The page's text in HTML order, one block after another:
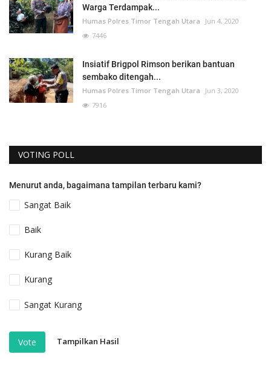
Warga Terdampak...
Humas Polres Timor Tengah Utara
Jun 4, 2020
7446
Insiatif Brigpol Rimson berikan bantuan
sembako ditengah...
Humas Polres Timor Tengah Utara
Jun 3, 2020
7916
VOTING POLL
Menurut anda, bagaimana tampilan terbaru kami?
Sangat Baik
Baik
Kurang Baik
Kurang
Sangat Kurang
Vote Tampilkan Hasil